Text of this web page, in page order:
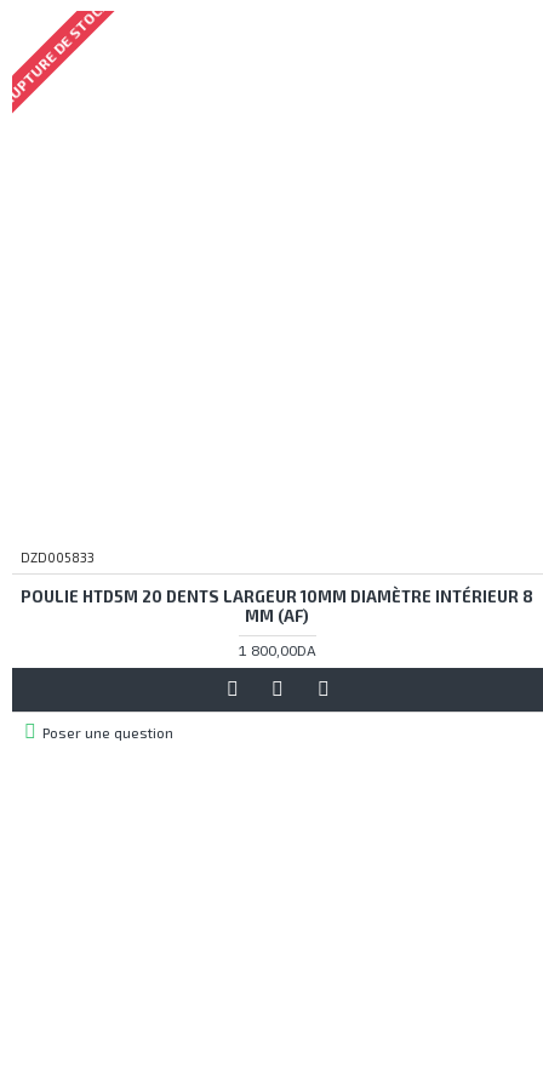
DE STOCK
DZD005833
POULIE HTD5M 20 DENTS LARGEUR 10MM DIAMÈTRE INTÉRIEUR 8
MM (AF)
1 800,00DA
Poser une question